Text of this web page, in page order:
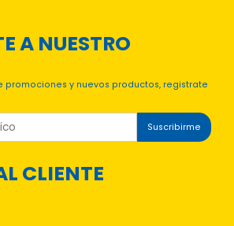
A NUESTRO
promociones y nuevos productos, registrate
Suscribirme
CLIENTE